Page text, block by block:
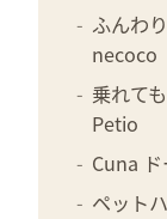
ふんわ
necoco
乗れて
Petio
Cuna
ペット